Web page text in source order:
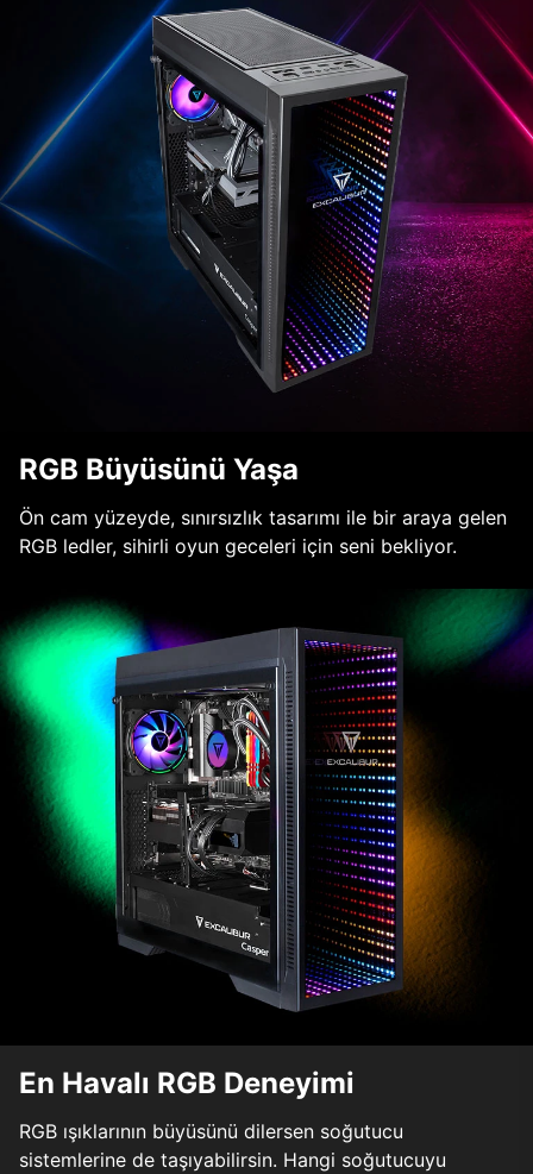
RGB Büyüsünü Yaşa
Ön cam yüzeyde, sınırsızlık tasarımı ile bir araya gelen
RGB ledler, sihirli oyun geceleri için seni bekliyor.
En Havalı RGB Deneyimi
RGB ışıklarının büyüsünü dilersen soğutucu
sistemlerine de taşıyabilirsin. Hangi soğutucuyu